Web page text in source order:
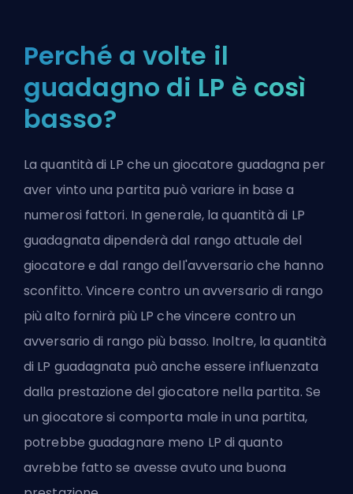
Perché a volte il
guadagno di LP è così
basso?
La quantità di LP che un giocatore guadagna per
aver vinto una partita può variare in base a
numerosi fattori. In generale, la quantità di LP
guadagnata dipenderà dal rango attuale del
giocatore e dal rango dell'avversario che hanno
sconfitto. Vincere contro un avversario di rango
più alto fornirà più LP che vincere contro un
avversario di rango più basso. Inoltre, la quantità
di LP guadagnata può anche essere influenzata
dalla prestazione del giocatore nella partita. Se
un giocatore si comporta male in una partita,
potrebbe guadagnare meno LP di quanto
avrebbe fatto se avesse avuto una buona